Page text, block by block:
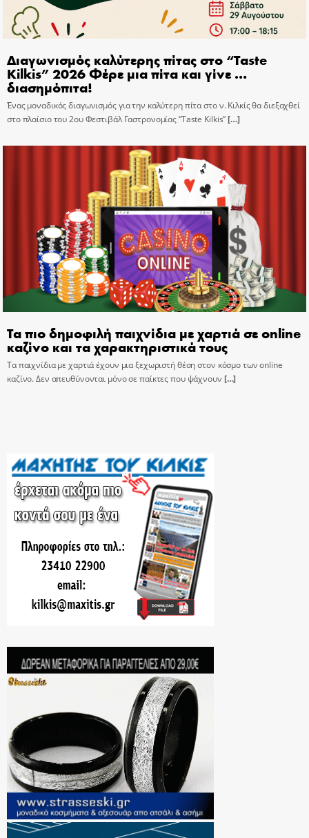
Διαγωνισμός καλύτερης πίτας στο “Taste
Kilkis” 2026 Φέρε μια πίτα και γίνε …
διασημόπιτα!
Ένας μοναδικός διαγωνισμός για την καλύτερη πίτα στο ν. Κιλκίς θα διεξαχθεί
στο πλαίσιο του 2ου Φεστιβάλ Γαστρονομίας “Taste Kilkis”[…]
Τα πιο δημοφιλή παιχνίδια με χαρτιά σε online
καζίνο και τα χαρακτηριστικά τους
Τα παιχνίδια με χαρτιά έχουν μια ξεχωριστή θέση στον κόσμο των online
καζίνο. Δεν απευθύνονται μόνο σε παίκτες που ψάχνουν […]